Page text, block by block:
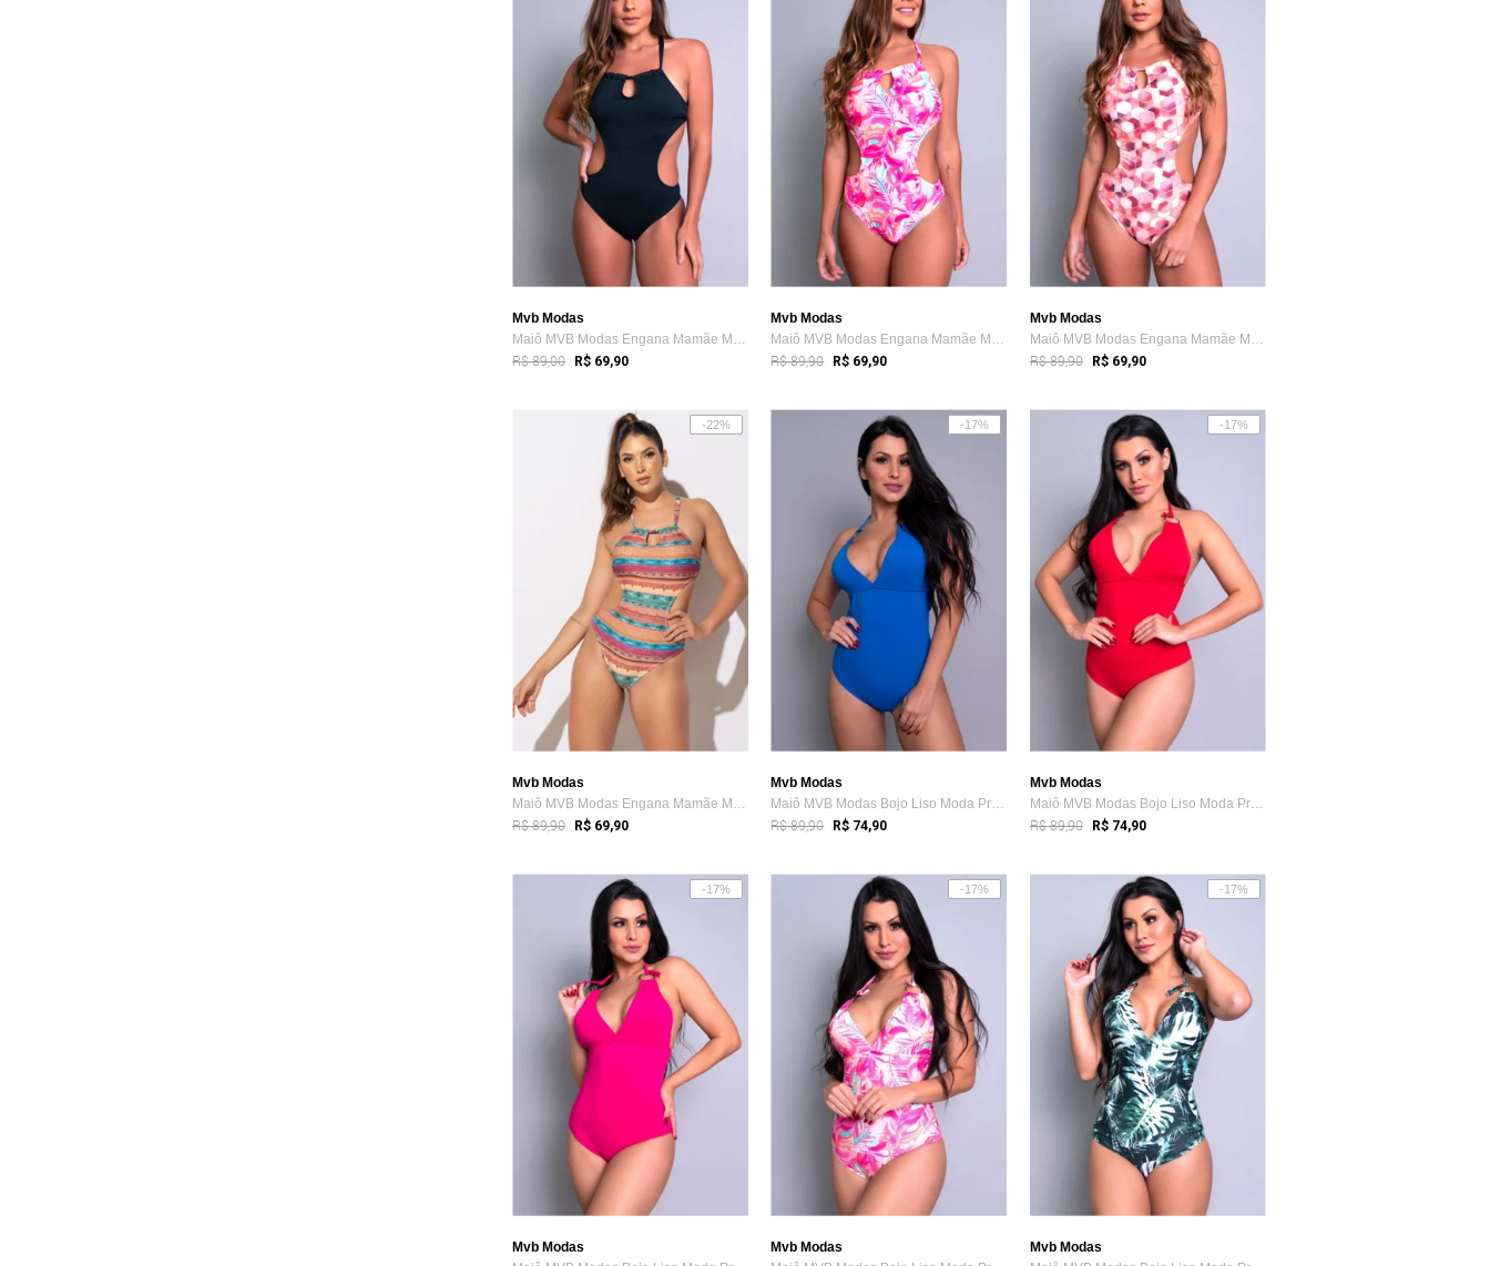
Mvb Modas
Maiô MVB Modas Engana Mamãe Moda Praia Preto
R$ 89,00 R$ 69,90
Mvb Modas
Maiô MVB Modas Engana Mamãe Moda Praia E...
R$ 89,90 R$ 69,90
Mvb Modas
Maiô MVB Modas Engana Mamãe Moda Praia E...
R$ 89,90 R$ 69,90
-22%
Mvb Modas
Maiô MVB Modas Engana Mamãe Moda Praia E...
R$ 89,90 R$ 69,90
-17%
Mvb Modas
Maiô MVB Modas Bojo Liso Moda Praia Verão Azul
R$ 89,90 R$ 74,90
-17%
Mvb Modas
Maiô MVB Modas Bojo Liso Moda Praia Verã...
R$ 89,90 R$ 74,90
-17%
Mvb Modas
-17%
Mvb Modas
-17%
Mvb Modas